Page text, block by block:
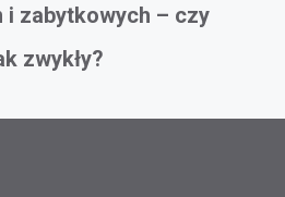
i zabytkowych – czy
zwykły?